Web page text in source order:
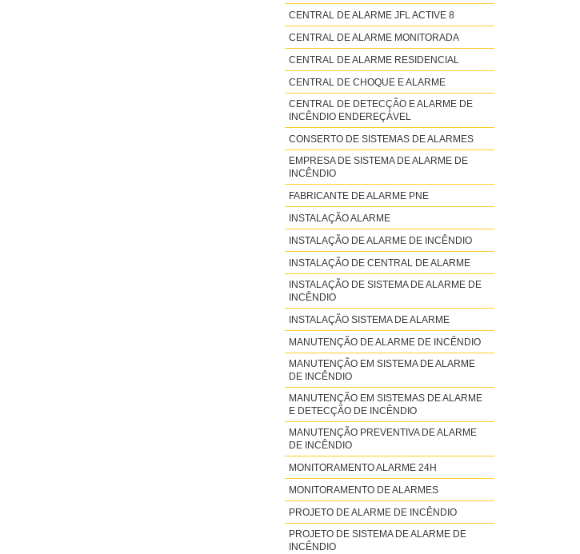
CENTRAL DE ALARME JFL ACTIVE 8
CENTRAL DE ALARME MONITORADA
CENTRAL DE ALARME RESIDENCIAL
CENTRAL DE CHOQUE E ALARME
CENTRAL DE DETECÇÃO E ALARME DE
INCÊNDIO ENDEREÇÁVEL
CONSERTO DE SISTEMAS DE ALARMES
EMPRESA DE SISTEMA DE ALARME DE
INCÊNDIO
FABRICANTE DE ALARME PNE
INSTALAÇÃO ALARME
INSTALAÇÃO DE ALARME DE INCÊNDIO
INSTALAÇÃO DE CENTRAL DE ALARME
INSTALAÇÃO DE SISTEMA DE ALARME DE
INCÊNDIO
INSTALAÇÃO SISTEMA DE ALARME
MANUTENÇÃO DE ALARME DE INCÊNDIO
MANUTENÇÃO EM SISTEMA DE ALARME
DE INCÊNDIO
MANUTENÇÃO EM SISTEMAS DE ALARME
E DETECÇÃO DE INCÊNDIO
MANUTENÇÃO PREVENTIVA DE ALARME
DE INCÊNDIO
MONITORAMENTO ALARME 24H
MONITORAMENTO DE ALARMES
PROJETO DE ALARME DE INCÊNDIO
PROJETO DE SISTEMA DE ALARME DE
INCÊNDIO